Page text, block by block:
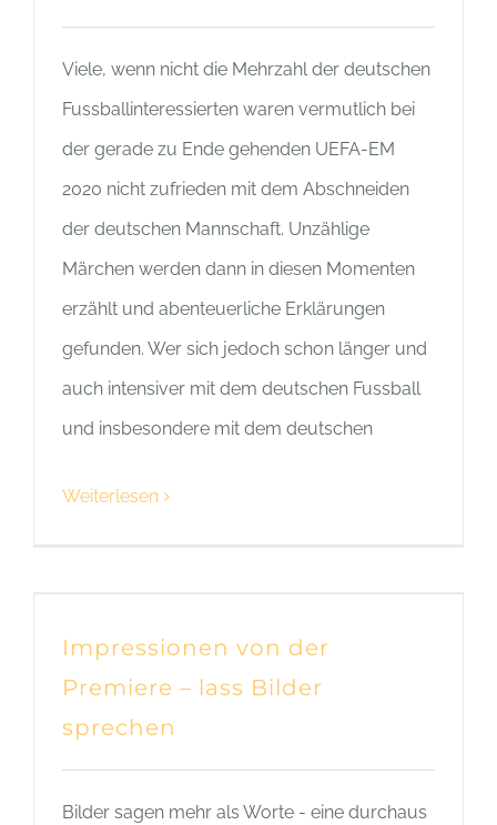
Viele, wenn nicht die Mehrzahl der deutschen
Fussballinteressierten waren vermutlich bei
der gerade zu Ende gehenden UEFA-EM
2020 nicht zufrieden mit dem Abschneiden
der deutschen Mannschaft. Unzählige
Märchen werden dann in diesen Momenten
erzählt und abenteuerliche Erklärungen
gefunden. Wer sich jedoch schon länger und
auch intensiver mit dem deutschen Fussball
und insbesondere mit dem deutschen
Weiterlesen
Impressionen von der
Premiere – lass Bilder
sprechen
Bilder sagen mehr als Worte - eine durchaus